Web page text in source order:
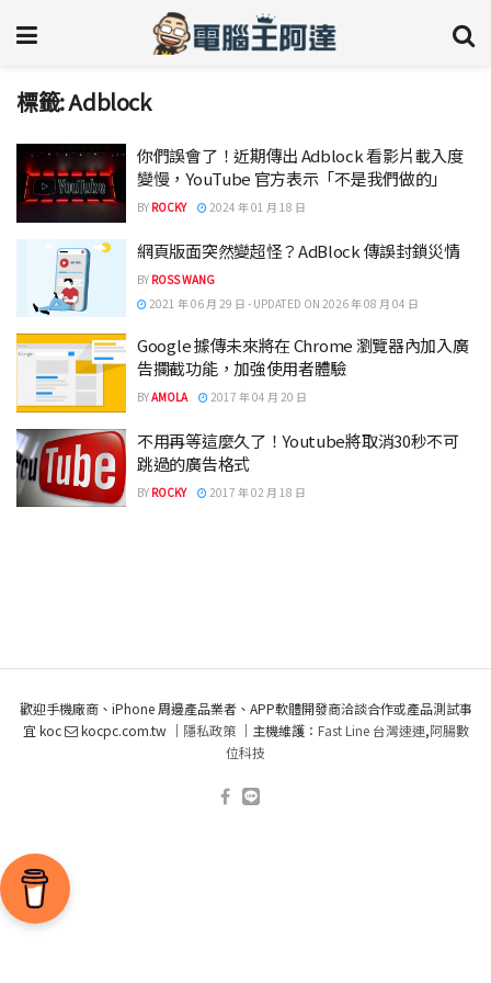
標籤:Adblock
你們誤會了！近期傳出 Adblock 看影片載入度
變慢，YouTube 官方表示「不是我們做的」
BY ROCKY 2024 年 01 月 18 日
網頁版面突然變超怪？AdBlock 傳誤封鎖災情
BY ROSS WANG
2021 年 06 月 29 日 - UPDATED ON 2026 年 08 月 04 日
Google 據傳未來將在 Chrome 瀏覽器內加入廣
告攔截功能，加強使用者體驗
BYAMOLA 2017 年 04 月 20 日
不用再等這麼久了！Youtube將取消30秒不可
跳過的廣告格式
BY ROCKY 2017 年 02 月 18 日
歡迎手機廠商、iPhone 周邊產品業者、APP軟體開發商洽談合作或產品測試事
宜 koc
kocpc.com.tw ｜ 隱私政策｜主機維護： Fast Line 台灣速連,阿腸數
位科技